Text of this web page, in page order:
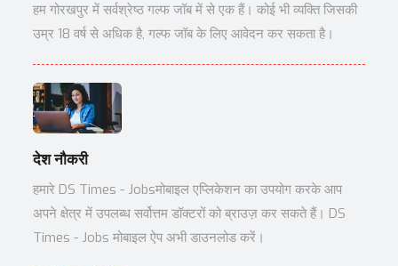
हम गोरखपुर में सर्वश्रेष्ठ गल्फ जॉब में से एक हैं। कोई भी व्यक्ति जिसकी
उम्र 18 वर्ष से अधिक है, गल्फ जॉब के लिए आवेदन कर सकता है।
देश नौकरी
हमारे DS Times - Jobsमोबाइल एप्लिकेशन का उपयोग करके आप
अपने क्षेत्र में उपलब्ध सर्वोत्तम डॉक्टरों को ब्राउज़ कर सकते हैं। DS
Times - Jobs मोबाइल ऐप अभी डाउनलोड करें।